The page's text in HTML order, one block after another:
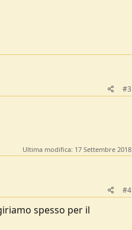
#3
Ultima modifica: 17 Settembre 2018
#4
spesso per il